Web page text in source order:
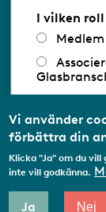
utgivare: Sofia
I vilken roll
Student
Vi använder
förbättra din
Klicka "Ja" om du vill
inte vill godkänna.
Ja Nej